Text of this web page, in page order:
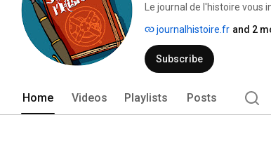
Le journal de l'histoire
journalhistoire.fr and 2
Subscribe
Home Videos Playlists Posts